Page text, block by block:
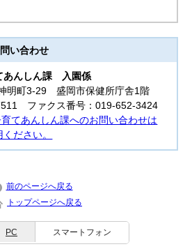
い合わせ
あんしん課 入園係
明町3-29 盛岡市保健所庁舎1階
ファクス番号：019-652-3424
てあんしん課へのお問い合わせは
ださい。
前のページへ戻る
トップページへ戻る
PC スマートフォン